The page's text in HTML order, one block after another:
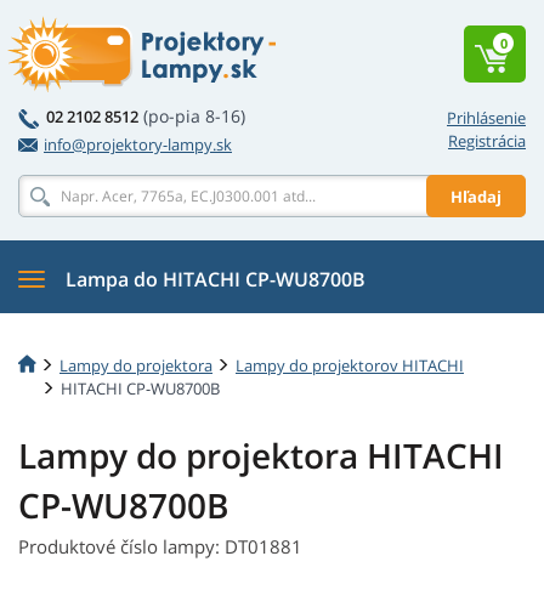
Prihlásenie
Registrácia
02 2102 8512 (po-pia 8-16)
info@projektory-lampy.sk
Hľadaj
0
Lampa do HITACHI CP-WU8700B
Lampy do projektora
Lampy do projektorov HITACHI
HITACHI CP-WU8700B
Lampy do projektora HITACHI
CP-WU8700B
Produktové číslo lampy: DT01881